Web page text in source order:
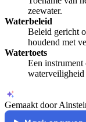
zeewater.
Waterbeleid
Beleid gericht
houdend met
Watertoets
Een instrument
Gemaakt door